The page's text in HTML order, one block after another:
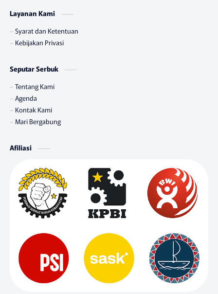
Layanan Kami
Syarat dan Ketentuan
Kebijakan Privasi
Seputar Serbuk
Tentang Kami
Agenda
Kontak Kami
Mari Bergabung
Afiliasi